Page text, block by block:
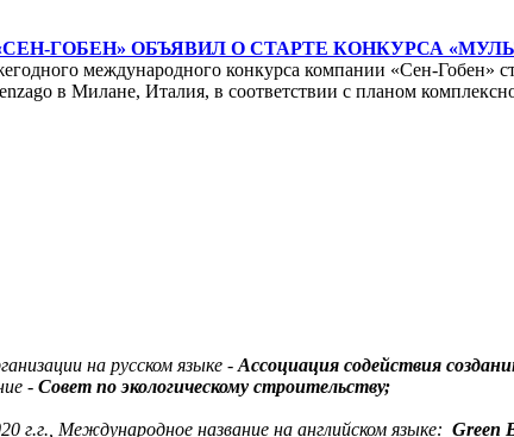
ГОБЕН» ОБЪЯВИЛ О СТАРТЕ КОНКУРСА
международного конкурса компании «Сен-Гобен»
в Милане, Италия, в соответствии с планом
на русском языке - Ассоциация содействия
- Совет по экологическому строительству;
г.г., Международное название на английском языке: Green